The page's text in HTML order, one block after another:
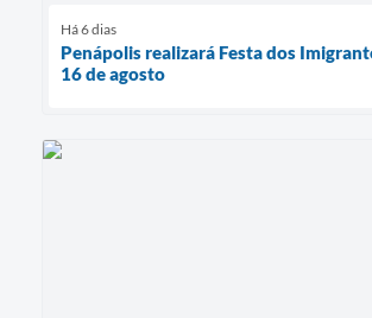
Há 6 dias
Penápolis realizará Festa dos
16 de agosto